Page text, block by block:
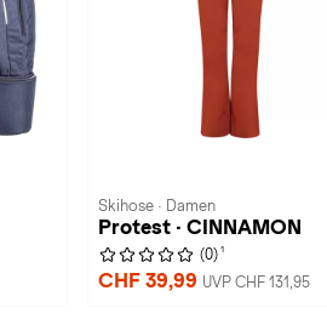
Skihose · Damen
Protest · CINNAMON
(0) 1
CHF 39,99 UVP CHF 131,95